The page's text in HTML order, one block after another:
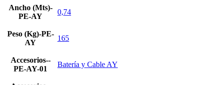
Ancho (Mts)-
PE-AY
0,74
Peso (Kg)-PE-
AY
165
Accesorios--
PE-AY-01
Batería y Cable AY